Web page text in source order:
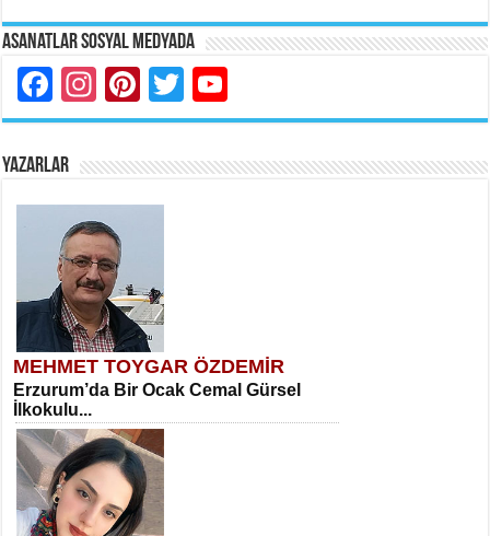
Asanatlar Sosyal Medyada
Facebook
Instagram
Pinterest
Twitter
YAZARLAR
MEHMET TOYGAR ÖZDEMİR
Erzurum’da Bir Ocak Cemal Gürsel
İlkokulu...